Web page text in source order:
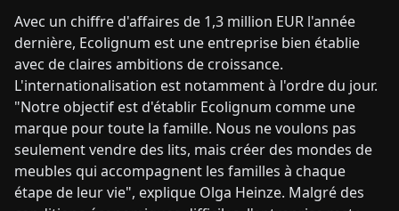
Avec un chiffre d'affaires de 1,3 million EUR l'année
dernière, Ecolignum est une entreprise bien établie
avec de claires ambitions de croissance.
L'internationalisation est notamment à l'ordre du jour.
"Notre objectif est d'établir Ecolignum comme une
marque pour toute la famille. Nous ne voulons pas
seulement vendre des lits, mais créer des mondes de
meubles qui accompagnent les familles à chaque
étape de leur vie", explique Olga Heinze. Malgré des